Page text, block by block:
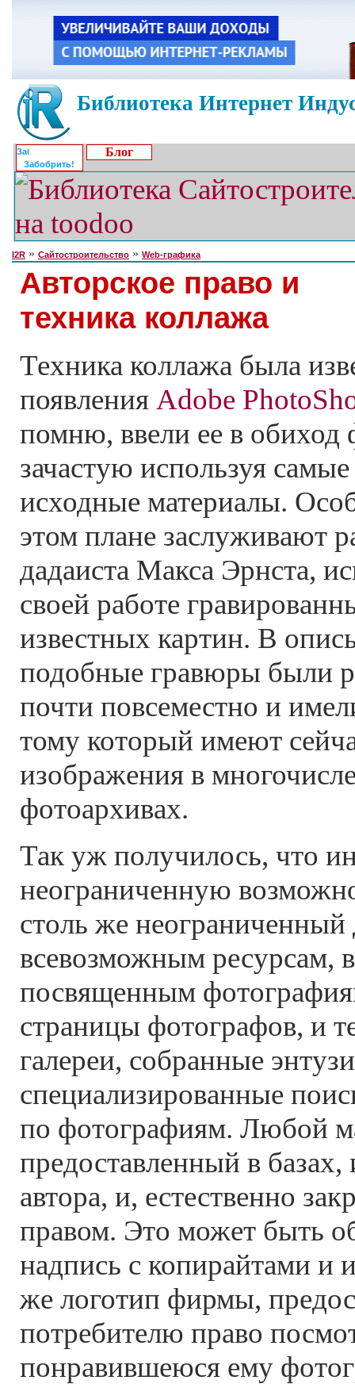
Библиотека Интернет
Забобрить!
Блог
I2R » Сайтостроительство » Web-графика
Авторское право и
техника коллажа
Техника коллажа была
появления Adobe
помню, ввели ее в обиход
зачастую используя
исходные материалы.
этом плане заслуживают
дадаиста Макса Эрнста,
своей работе
известных картин. В
подобные гравюры были
почти повсеместно и
тому который имеют
изображения в
фотоархивах.
Так уж получилось, что
неограниченную
столь же неограниченный
всевозможным ресурсам,
посвященным
страницы фотографов, и
галереи, собранные
специализированные
по фотографиям. Любой
предоставленный в базах,
автора, и, естественно
правом. Это может быть
надпись с копирайтами и
же логотип фирмы,
потребителю право
понравившеюся ему